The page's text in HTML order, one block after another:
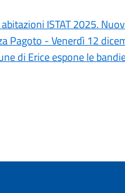
ISTAT 2025.
Pagoto - Venerdì 12
di Erice espone le